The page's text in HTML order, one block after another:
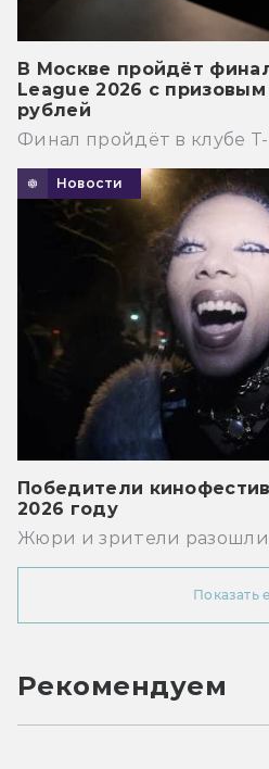
В Москве пройдёт
League 2026 с
рублей
Финал пройдёт в клубе T-
Новости
Победители
2026 году
Жюри и зрители
Показать
Рекомендуем